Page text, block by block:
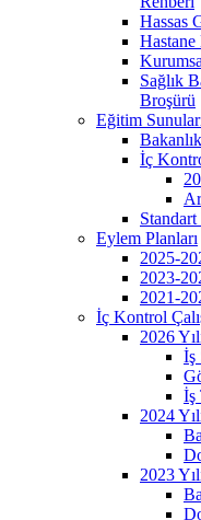
Hassas
Sağlık
Broşürü
Eğitim
İç
Eylem Planları
2025-
2023-
2021-
İç Kontrol
2026
İş
İş
2024
2023